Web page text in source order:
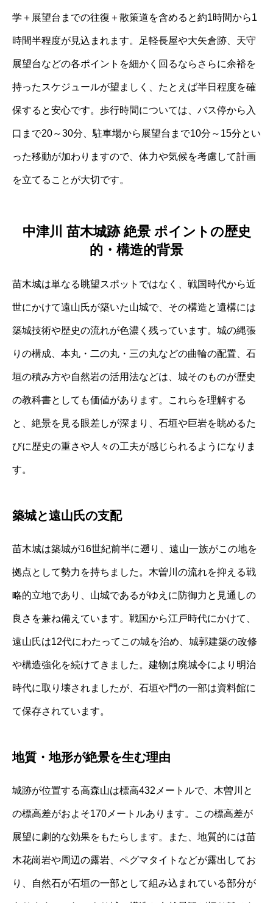
学＋展望台までの往復＋散策道を含めると約1時間から1
時間半程度が見込まれます。足軽長屋や大矢倉跡、天守
展望台などの各ポイントを細かく回るならさらに余裕を
持ったスケジュールが望ましく、たとえば半日程度を確
保すると安心です。歩行時間については、バス停から入
口まで20～30分、駐車場から展望台まで10分～15分とい
った移動が加わりますので、体力や気候を考慮して計画
を立てることが大切です。
中津川 苗木城跡 絶景 ポイントの歴史
的・構造的背景
苗木城は単なる眺望スポットではなく、戦国時代から近
世にかけて遠山氏が築いた山城で、その構造と遺構には
築城技術や歴史の流れが色濃く残っています。城の縄張
りの構成、本丸・二の丸・三の丸などの曲輪の配置、石
垣の積み方や自然岩の活用法などは、城そのものが歴史
の教科書としても価値があります。これらを理解する
と、絶景を見る眼差しが深まり、石垣や巨岩を眺めるた
びに歴史の重さや人々の工夫が感じられるようになりま
す。
築城と遠山氏の支配
苗木城は築城が16世紀前半に遡り、遠山一族がこの地を
拠点として勢力を持ちました。木曽川の流れを抑える戦
略的立地であり、山城であるがゆえに防御力と見通しの
良さを兼ね備えています。戦国から江戸時代にかけて、
遠山氏は12代にわたってこの城を治め、城郭建築の改修
や構造強化を続けてきました。建物は廃城令により明治
時代に取り壊されましたが、石垣や門の一部は資料館に
て保存されています。
地質・地形が絶景を生む理由
城跡が位置する高森山は標高432メートルで、木曽川と
の標高差がおよそ170メートルあります。この標高差が
展望に劇的な効果をもたらします。また、地質的には苗
木花崗岩や周辺の露岩、ペグマタイトなどが露出してお
り、自然石が石垣の一部として組み込まれている部分が